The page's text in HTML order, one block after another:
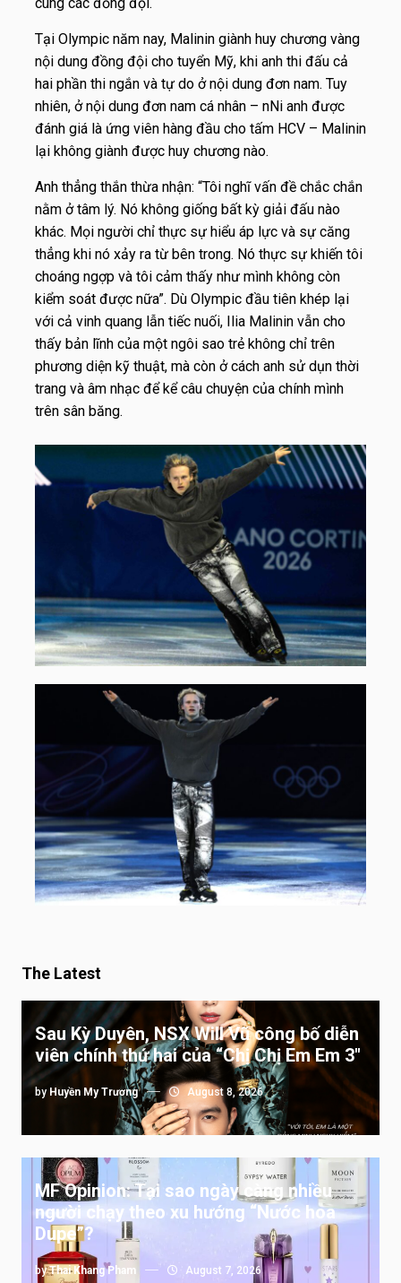
cùng các đồng đội.
Tại Olympic năm nay, Malinin giành huy chương vàng
nội dung đồng đội cho tuyển Mỹ, khi anh thi đấu cả
hai phần thi ngắn và tự do ở nội dung đơn nam. Tuy
nhiên, ở nội dung đơn nam cá nhân – nNi anh được
đánh giá là ứng viên hàng đầu cho tấm HCV – Malinin
lại không giành được huy chương nào.
Anh thẳng thắn thừa nhận: “Tôi nghĩ vấn đề chắc chắn
nằm ở tâm lý. Nó không giống bất kỳ giải đấu nào
khác. Mọi người chỉ thực sự hiểu áp lực và sự căng
thẳng khi nó xảy ra từ bên trong. Nó thực sự khiến tôi
choáng ngợp và tôi cảm thấy như mình không còn
kiểm soát được nữa”. Dù Olympic đầu tiên khép lại
với cả vinh quang lẫn tiếc nuối, Ilia Malinin vẫn cho
thấy bản lĩnh của một ngôi sao trẻ không chỉ trên
phương diện kỹ thuật, mà còn ở cách anh sử dụn thời
trang và âm nhạc để kể câu chuyện của chính mình
trên sân băng.
The Latest
Sau Kỳ Duyên, NSX Will Vũ công bố diễn
viên chính thứ hai của “Chị Chị Em Em 3″
by Huyền My Trương August 8, 2026
MF Opinion: Tại sao ngày càng nhiều
người chạy theo xu hướng “Nước hoa
Dupe”?
byThai Khang Pham August 7, 2026